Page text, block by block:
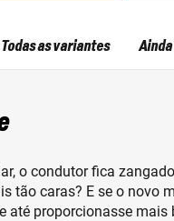
o condutor fica
tão caras? E se o novo
até proporcionasse
Todas as variantes